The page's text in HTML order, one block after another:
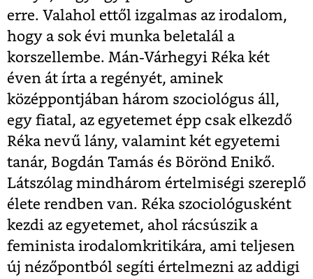
erre. Valahol ettől izgalmas az irodalom,
hogy a sok évi munka beletalál a
korszellembe. Mán-Várhegyi Réka két
éven át írta a regényét, aminek
középpontjában három szociológus áll,
egy fiatal, az egyetemet épp csak elkezdő
Réka nevű lány, valamint két egyetemi
tanár, Bogdán Tamás és Börönd Enikő.
Látszólag mindhárom értelmiségi szereplő
élete rendben van. Réka szociológusként
kezdi az egyetemet, ahol rácsúszik a
feminista irodalomkritikára, ami teljesen
új nézőpontból segíti értelmezni az addigi